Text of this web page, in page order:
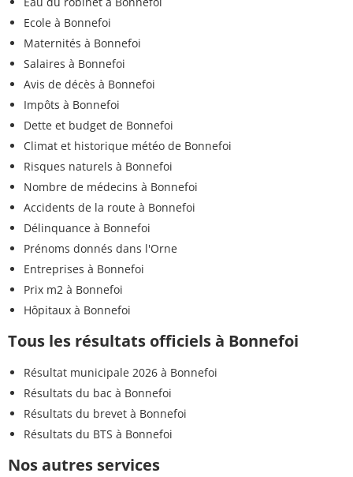
Ecole à Bonnefoi
Maternités à Bonnefoi
Salaires à Bonnefoi
Avis de décès à Bonnefoi
Impôts à Bonnefoi
Dette et budget de Bonnefoi
Climat et historique météo de Bonnefoi
Risques naturels à Bonnefoi
Nombre de médecins à Bonnefoi
Accidents de la route à Bonnefoi
Délinquance à Bonnefoi
Prénoms donnés dans l'Orne
Entreprises à Bonnefoi
Prix m2 à Bonnefoi
Hôpitaux à Bonnefoi
Tous les résultats officiels à Bonnefoi
Résultat municipale 2026 à Bonnefoi
Résultats du bac à Bonnefoi
Résultats du brevet à Bonnefoi
Résultats du BTS à Bonnefoi
Nos autres services